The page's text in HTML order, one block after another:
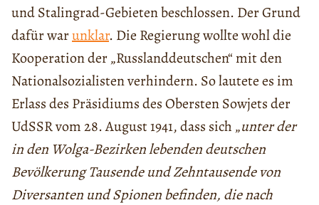
und Stalingrad-Gebieten beschlossen. Der Grund
dafür warunklar. Die Regierung wollte wohl die
Kooperation der „Russlanddeutschen“ mit den
Nationalsozialisten verhindern. So lautete es im
Erlass des Präsidiums des Obersten Sowjets der
UdSSR vom 28. August 1941, dass sich „unter der
in den Wolga-Bezirken lebenden deutschen
Bevölkerung Tausende und Zehntausende von
Diversanten und Spionen befinden, die nach